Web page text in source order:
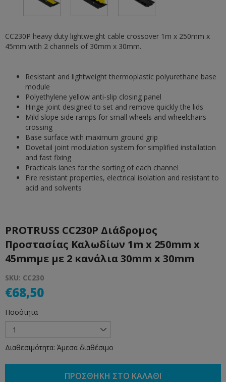
CC230P heavy duty lightweight cable crossover 1m x 250mm x
45mm with 2 channels of 30mm x 30mm.
Resistant and lightweight thermoplastic polyurethane base
module
Polyethylene yellow anti-slip closing panel
Hinge joint designed to set and remove quickly the lids
Mild slope side ramps for small wheels and wheelchairs
crossing
Base surface with maximum ground grip
Dovetail joint modulation system for simplified installation
and fast fixing
Practicals lanes for the sorting of each channel
Fire resistant properties, electrical isolation and resistant to
acid and solvents
PROTRUSS CC230P Διάδρομος
Προστασίας Καλωδίων 1m x 250mm x
45mmμε με 2 κανάλια 30mm x 30mm
SKU: CC230
€68,50
Ποσότητα
1
Διαθεσιμότητα: Άμεσα διαθέσιμο
ΠΡΟΣΘΗΚΗ ΣΤΟ ΚΑΛΑΘΙ